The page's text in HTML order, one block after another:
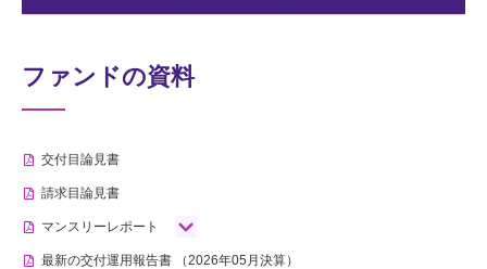
ファンドの資料
交付目論見書
請求目論見書
マンスリーレポート
最新の交付運用報告書 （2026年05月決算）